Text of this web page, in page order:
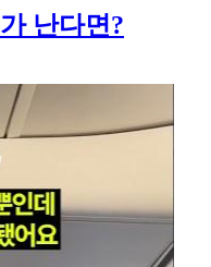
난다면?